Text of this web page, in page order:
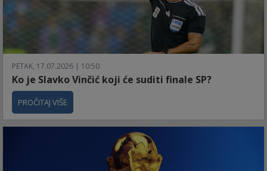
PETAK, 17.07.2026 | 10:50
Ko je Slavko Vinčić koji će suditi finale SP?
PROČITAJ VIŠE